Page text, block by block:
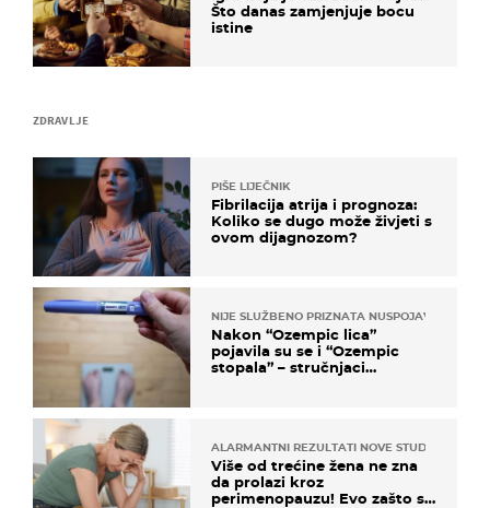
ZDRAVLJE
PIŠE LIJEČNIK
Fibrilacija atrija i prognoza:
Koliko se dugo može živjeti s
ovom dijagnozom?
NIJE SLUŽBENO PRIZNATA NUSPOJAVA, ALI ...
Nakon “Ozempic lica”
pojavila su se i “Ozempic
stopala” – stručnjaci
ALARMANTNI REZULTATI NOVE STUDIJE
Više od trećine žena ne zna
da prolazi kroz
perimenopauzu! Evo zašto su
Što danas zamjenjuje bocu
istine